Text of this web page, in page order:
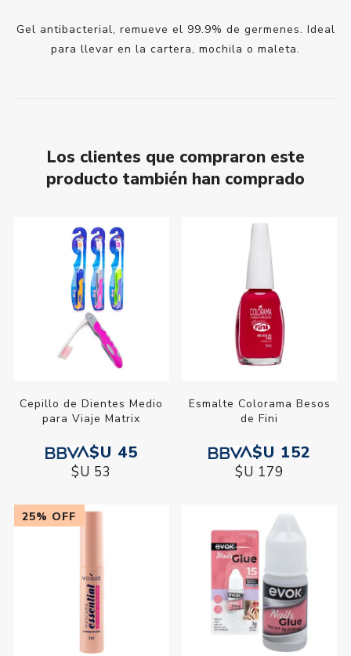
Gel antibacterial, remueve el 99.9% de germenes. Ideal
para llevar en la cartera, mochila o maleta.
Los clientes que compraron este
producto también han comprado
Cepillo de Dientes Medio
para Viaje Matrix
$U 45
$U 53
Esmalte Colorama Besos
de Fini
$U 152
$U 179
25% OFF